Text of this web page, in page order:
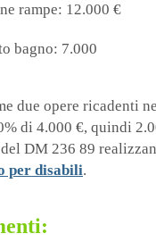
rampe: 12.000 €
bagno: 7.000
due opere ricadenti
di 4.000 €, quindi
DM 236 89
per disabili.